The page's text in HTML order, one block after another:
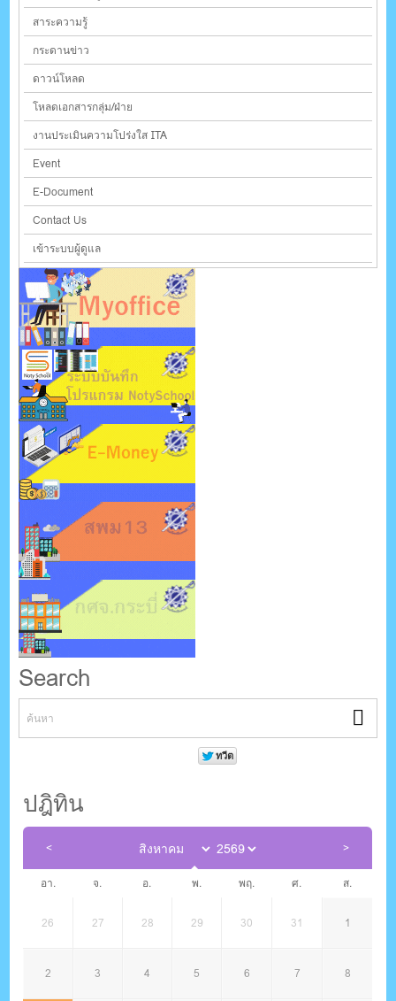
สาระความรู้
กระดานข่าว
ดาวน์โหลด
โหลดเอกสารกลุ่ม/ฝ่าย
งานประเมินความโปร่งใส ITA
Event
E-Document
Contact Us
เข้าระบบผู้ดูแล
Search
ปฎิทิน
อา. จ. อ. พ. พฤ. ศ. ส.
26 27 28 29 30 31 1
2 3 4 5 6 7 8